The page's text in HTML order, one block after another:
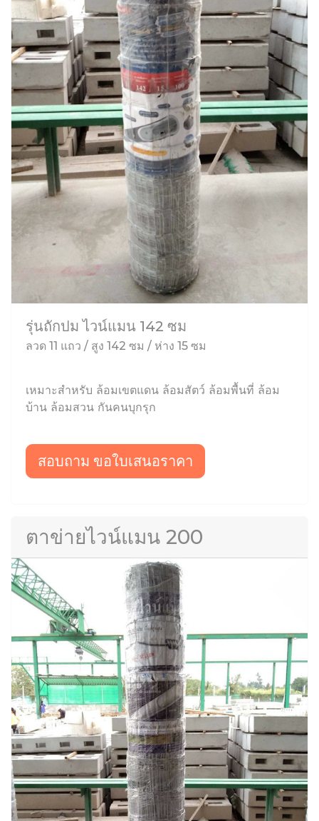
รุ่นถักปม ไวน์แมน 142 ซม
ลวด 11 แถว / สูง 142 ซม / ห่าง 15 ซม
เหมาะสำหรับ ล้อมเขตแดน ล้อมสัตว์ ล้อมพื้นที่ ล้อม
บ้าน ล้อมสวน กันคนบุกรุก
สอบถาม ขอใบเสนอราคา
ตาข่ายไวน์แมน 200